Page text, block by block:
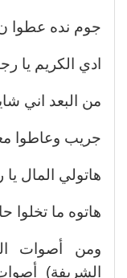
جوم نده عطوا
ادي الكريم يا
من البعد اني
جريب وعاطوا
هاتولي المال
هاتوه ما تخلوا
ومن أصوات
الشريفة)